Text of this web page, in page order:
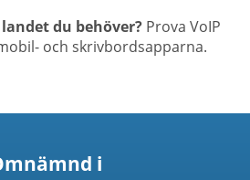
du behöver?Prova VoIP
och skrivbordsapparna.
i